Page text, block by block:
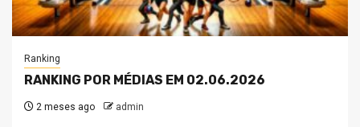
Ranking
RANKING POR MÉDIAS EM 02.06.2026
2 meses ago admin